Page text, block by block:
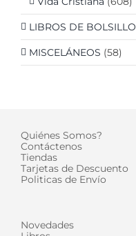
LIBROS DE BOLSILLO
MISCELÁNEOS (58)
Quiénes Somos?
Contáctenos
Tiendas
Tarjetas de Descuento
Politicas de Envío
Novedades